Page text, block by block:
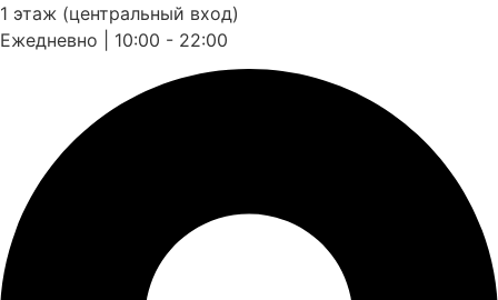
1 этаж (центральный вход)
Ежедневно | 10:00 - 22:00